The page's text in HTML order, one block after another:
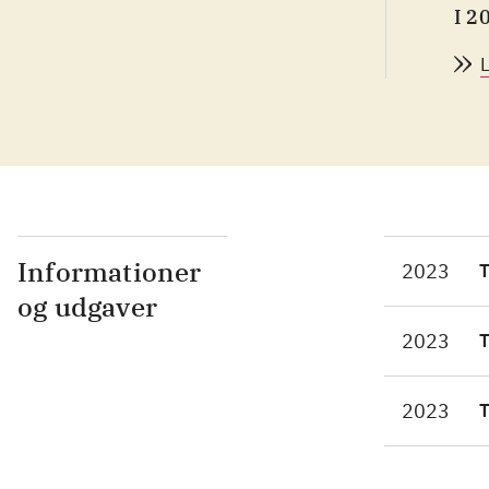
I
et
Informationer
og udgaver
2023
2023
2023